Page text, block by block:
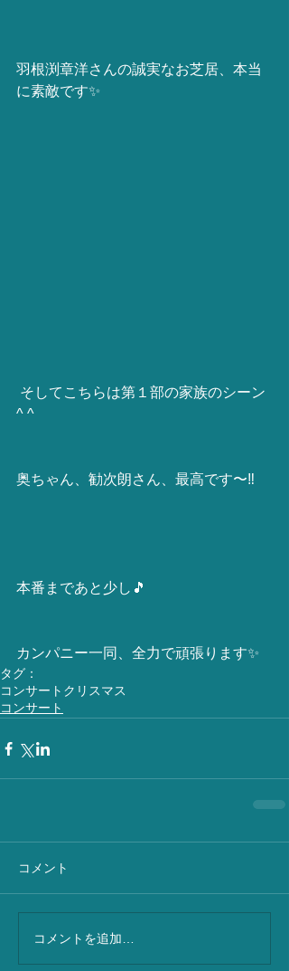
羽根渕章洋さんの誠実なお芝居、本当
に素敵です✨
^ ^
奥ちゃん、勧次朗さん、最高です〜‼️
本番まであと少し🎵
カンパニー一同、全力で頑張ります✨
タグ：
コンサート クリスマス
コンサート
コメント
コメントを追加…